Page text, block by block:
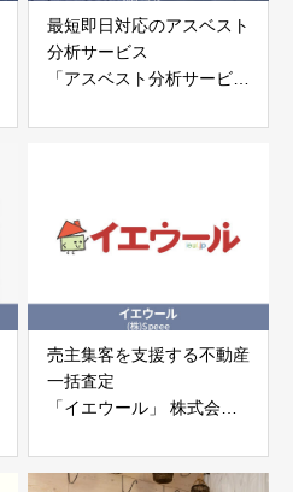
最短即日対応のアスベスト
分析サービス
「アスベスト分析サービ
売主集客を支援する不動産
一括査定
「イエウール」 株式会社